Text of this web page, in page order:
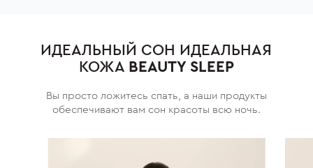
ИДЕАЛЬНЫЙ СОН ИДЕАЛЬНАЯ
КОЖА BEAUTY SLEEP
Вы просто ложитесь спать, а наши продукты
обеспечивают вам сон красоты всю ночь.